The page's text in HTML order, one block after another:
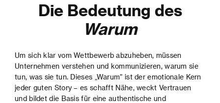
Die Bedeutung des
Warum
Um sich klar vom Wettbewerb abzuheben, müssen
Unternehmen verstehen und kommunizieren, warum sie
tun, was sie tun. Dieses „Warum“ ist der emotionale Kern
jeder guten Story – es schafft Nähe, weckt Vertrauen
und bildet die Basis für eine authentische und